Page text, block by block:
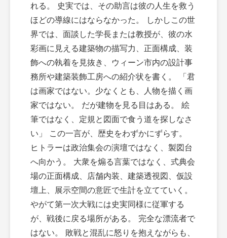
れる。 史実では、その助言は彼の人生を救う
ほどの導線にはならなかった。 しかしこの世
界では、面談した学長または教授が、彼の水
彩画に見える建築物の描写力、正面構成、装
飾への執着を見抜き、ウィーン市内の設計事
務所や建築装飾工房への紹介状を書く。 「君
は画家ではない。少なくとも、人物を描く画
家ではない。 だが建物を見る目はある。 絵
筆ではなく、定規と図面で食う道を探しなさ
い」 この一言が、歴史をわずかにずらす。
ヒトラーは政治集会の演壇ではなく、製図台
へ向かう。 大衆を煽る言葉ではなく、式典会
場の正面構成、店舗内装、建築透視図、仮設
壇上、展示空間の意匠で生計を立てていく。
やがて第一次大戦には史実同様に従軍する
が、戦後に戻る場所がある。 完全な漂流者で
はない。 敗戦と混乱に怒りを抱えながらも、